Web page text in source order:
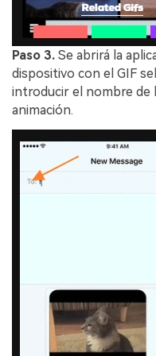
Paso 3. Se abrirá la
dispositivo con el GIF
introducir el nombre de
animación.